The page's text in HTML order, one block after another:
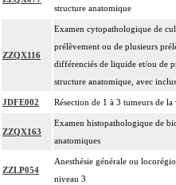
structure anatomique
ZZQX116
Examen cytopathologique de
prélèvement ou de plusieurs
différenciés de liquide et/ou de
structure anatomique, avec
JDFE002 Résection de 1 à 3 tumeurs de la
ZZQX163
Examen histopathologique de
anatomiques
ZZLP054
Anesthésie générale ou
niveau 3